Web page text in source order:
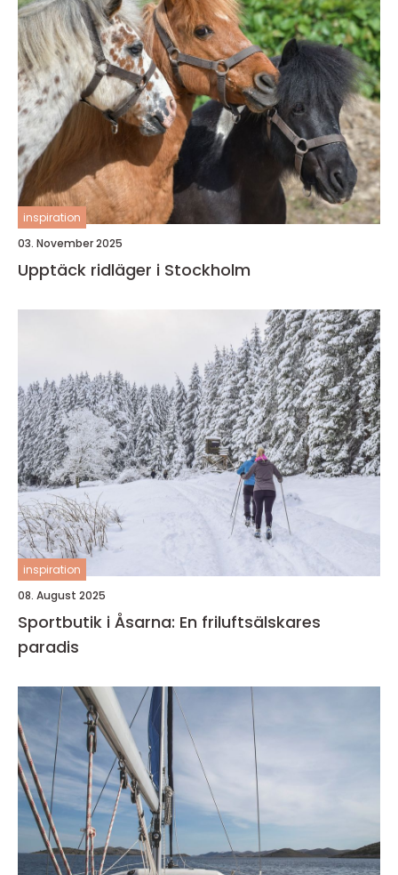
inspiration
03. November 2025
Upptäck ridläger i Stockholm
inspiration
08. August 2025
Sportbutik i Åsarna: En friluftsälskares
paradis